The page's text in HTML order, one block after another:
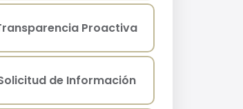
Proactiva
de Información